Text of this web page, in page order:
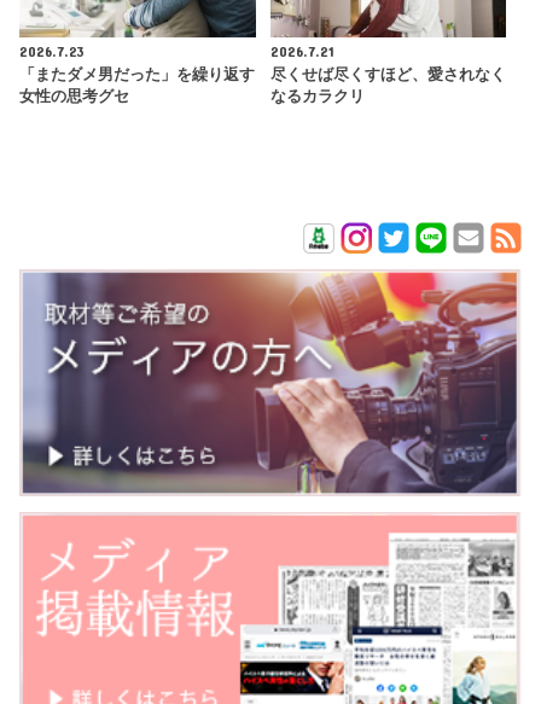
2026.7.23
「またダメ男だった」を繰り返す
女性の思考グセ
2026.7.21
尽くせば尽くすほど、愛されなく
なるカラクリ